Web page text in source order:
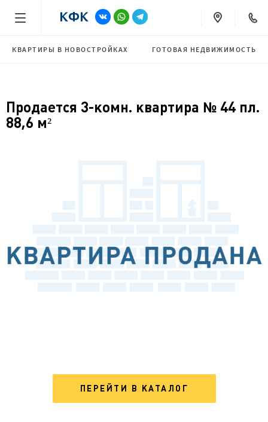
КВАРТИРЫ В НОВОСТРОЙКАХ ГОТОВАЯ НЕДВИЖИМОСТЬ
Продается 3-комн. квартира № 44 пл.
88,6 м²
ПЕРЕЙТИ В КАТАЛОГ